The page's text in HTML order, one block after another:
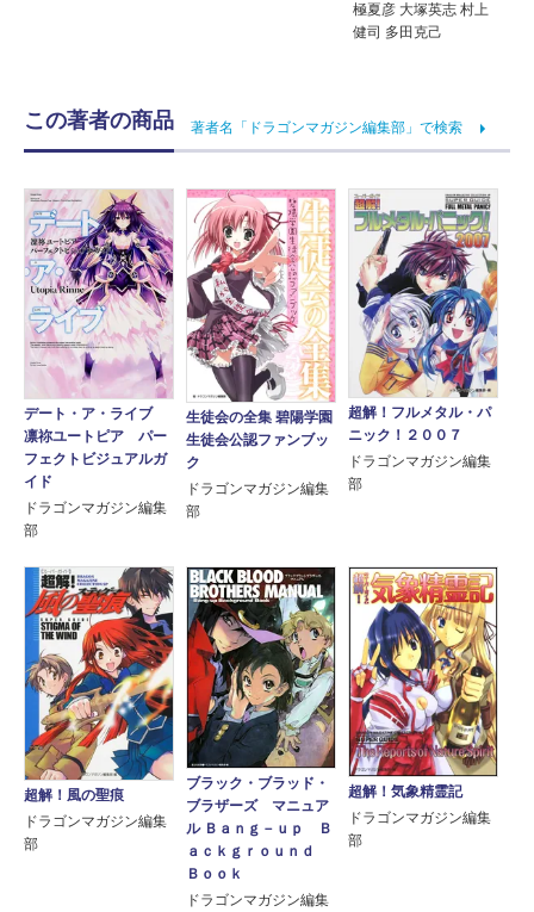
極夏彦 大塚英志 村上
健司 多田克己
この著者の商品 著者名「ドラゴンマガジン編集部」で検索
デート・ア・ライブ
凛祢ユートピア パー
フェクトビジュアルガ
イド
ドラゴンマガジン編集
部
生徒会の全集 碧陽学園
生徒会公認ファンブッ
ク
ドラゴンマガジン編集
部
超解！フルメタル・パ
ニック！２００７
ドラゴンマガジン編集
部
超解！風の聖痕
ドラゴンマガジン編集
部
ブラック・ブラッド・
ブラザーズ マニュア
ル Ｂａｎｇ－ｕｐ Ｂ
ａｃｋｇｒｏｕｎｄ
Ｂｏｏｋ
ドラゴンマガジン編集
超解！気象精霊記
ドラゴンマガジン編集
部